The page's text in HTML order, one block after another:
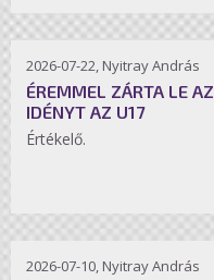
2026-07-22, Nyitray András
ÉREMMEL ZÁRTA LE AZ
IDÉNYT AZ U17
Értékelő.
2026-07-10, Nyitray András